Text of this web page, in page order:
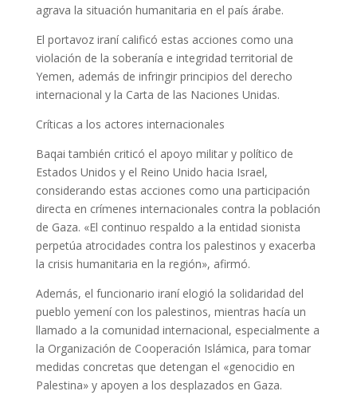
agrava la situación humanitaria en el país árabe.
El portavoz iraní calificó estas acciones como una
violación de la soberanía e integridad territorial de
Yemen, además de infringir principios del derecho
internacional y la Carta de las Naciones Unidas.
Críticas a los actores internacionales
Baqai también criticó el apoyo militar y político de
Estados Unidos y el Reino Unido hacia Israel,
considerando estas acciones como una participación
directa en crímenes internacionales contra la población
de Gaza. «El continuo respaldo a la entidad sionista
perpetúa atrocidades contra los palestinos y exacerba
la crisis humanitaria en la región», afirmó.
Además, el funcionario iraní elogió la solidaridad del
pueblo yemení con los palestinos, mientras hacía un
llamado a la comunidad internacional, especialmente a
la Organización de Cooperación Islámica, para tomar
medidas concretas que detengan el «genocidio en
Palestina» y apoyen a los desplazados en Gaza.